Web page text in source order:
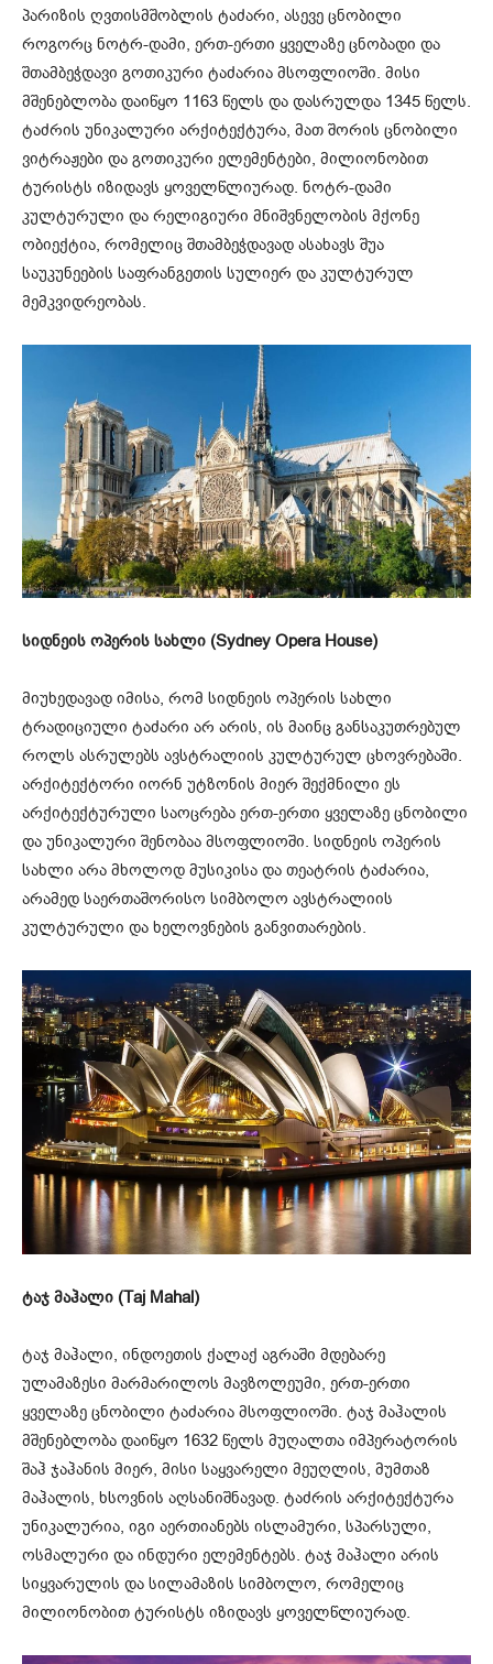
პარიზის ღვთისმშობლის ტაძარი, ასევე ცნობილი
როგორც ნოტრ-დამი, ერთ-ერთი ყველაზე ცნობადი და
შთამბეჭდავი გოთიკური ტაძარია მსოფლიოში. მისი
მშენებლობა დაიწყო 1163 წელს და დასრულდა 1345 წელს.
ტაძრის უნიკალური არქიტექტურა, მათ შორის ცნობილი
ვიტრაჟები და გოთიკური ელემენტები, მილიონობით
ტურისტს იზიდავს ყოველწლიურად. ნოტრ-დამი
კულტურული და რელიგიური მნიშვნელობის მქონე
ობიექტია, რომელიც შთამბეჭდავად ასახავს შუა
საუკუნეების საფრანგეთის სულიერ და კულტურულ
მემკვიდრეობას.
სიდნეის ოპერის სახლი (Sydney Opera House)
მიუხედავად იმისა, რომ სიდნეის ოპერის სახლი
ტრადიციული ტაძარი არ არის, ის მაინც განსაკუთრებულ
როლს ასრულებს ავსტრალიის კულტურულ ცხოვრებაში.
არქიტექტორი იორნ უტზონის მიერ შექმნილი ეს
არქიტექტურული საოცრება ერთ-ერთი ყველაზე ცნობილი
და უნიკალური შენობაა მსოფლიოში. სიდნეის ოპერის
სახლი არა მხოლოდ მუსიკისა და თეატრის ტაძარია,
არამედ საერთაშორისო სიმბოლო ავსტრალიის
კულტურული და ხელოვნების განვითარების.
ტაჯ მაჰალი (Taj Mahal)
ტაჯ მაჰალი, ინდოეთის ქალაქ აგრაში მდებარე
ულამაზესი მარმარილოს მავზოლეუმი, ერთ-ერთი
ყველაზე ცნობილი ტაძარია მსოფლიოში. ტაჯ მაჰალის
მშენებლობა დაიწყო 1632 წელს მუღალთა იმპერატორის
შაჰ ჯაჰანის მიერ, მისი საყვარელი მეუღლის, მუმთაზ
მაჰალის, ხსოვნის აღსანიშნავად. ტაძრის არქიტექტურა
უნიკალურია, იგი აერთიანებს ისლამური, სპარსული,
ოსმალური და ინდური ელემენტებს. ტაჯ მაჰალი არის
სიყვარულის და სილამაზის სიმბოლო, რომელიც
მილიონობით ტურისტს იზიდავს ყოველწლიურად.